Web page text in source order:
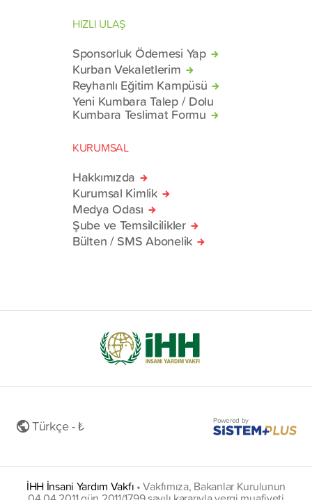
HIZLI ULAŞ
Sponsorluk Ödemesi Yap
Kurban Vekaletlerim
Reyhanlı Eğitim Kampüsü
Yeni Kumbara Talep / Dolu
Kumbara Teslimat Formu
KURUMSAL
Hakkımızda
Kurumsal Kimlik
Medya Odası
Şube ve Temsilcilikler
Bülten / SMS Abonelik
Türkçe - ₺ Powered by
İHH İnsani Yardım Vakfı •Vakfımıza, Bakanlar Kurulunun